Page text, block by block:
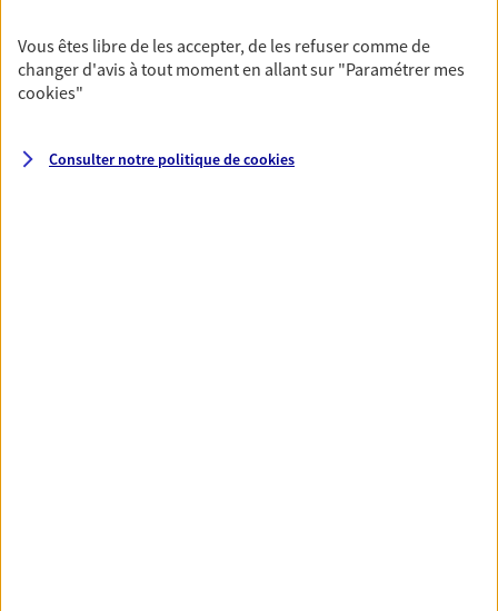
proches face aux aléas de la vie
Avec nos solutions de prévoyance, sécurisez vos
ressources et protégez vos proches en cas d'accident,
Vous êtes libre de les accepter, de les refuser comme de
changer d'avis à tout moment en allant sur "Paramétrer mes
cookies"
Consulter notre politique decookies